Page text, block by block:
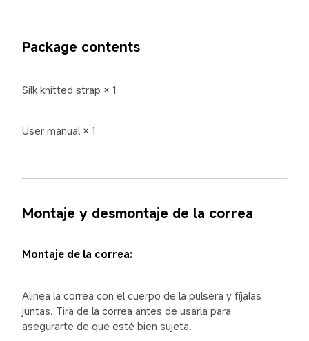
Package contents
Silk knitted strap × 1
User manual × 1
Montaje y desmontaje de la correa
Montaje de la correa:
Alinea la correa con el cuerpo de la pulsera y fíjalas
juntas. Tira de la correa antes de usarla para
asegurarte de que esté bien sujeta.